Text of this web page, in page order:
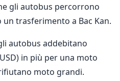
gli autobus percorrono
trasferimento a Bac Kan.
autobus addebitano
in più per una moto
moto grandi.